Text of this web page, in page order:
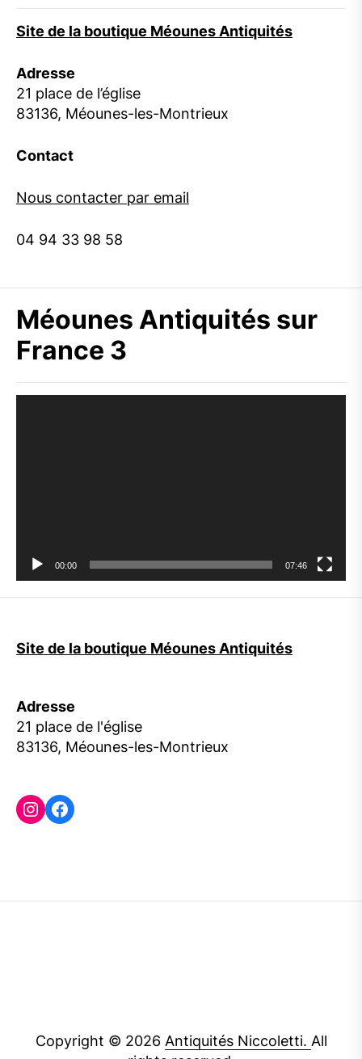
Site de la boutique Méounes Antiquités
Adresse
21 place de l’église
83136, Méounes-les-Montrieux
Contact
Nous contacter par email
04 94 33 98 58
Méounes Antiquités sur
France 3
00:00 07:46
Site de la boutique Méounes Antiquités
Adresse
21 place de l'église
83136, Méounes-les-Montrieux
Instagram
Facebook
Copyright © 2026 Antiquités Niccoletti. All